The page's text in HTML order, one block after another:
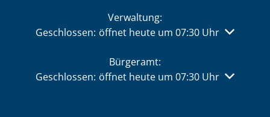
Verwaltung:
Klicken, um weitere Öffnungs- oder Schließzeiten
Geschlossen: öffnet heute um 07:30 Uhr
Bürgeramt:
Klicken, um weitere Öffnungs- oder Schließzeiten
Geschlossen: öffnet heute um 07:30 Uhr